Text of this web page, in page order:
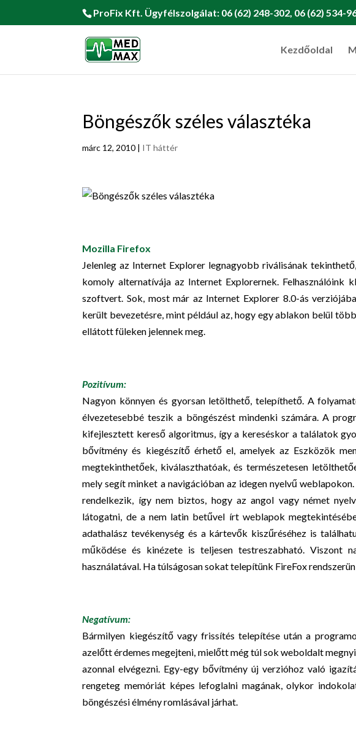
ProFix Kft. Ügyfélszolgálat: 06 (62) 248-302, 06 (62) 534-
Kezdőoldal
Böngészők széles választéka
márc 12, 2010 | IT háttér
Mozilla Firefox
Jelenleg az Internet Explorer legnagyobb riválisának
komoly alternatívája az Internet Explorernek. Felhasználóink
szoftvert. Sok, most már az Internet Explorer 8.0-ás
került bevezetésre, mint például az, hogy egy ablakon belül
ellátott füleken jelennek meg.
Pozitívum:
Nagyon könnyen és gyorsan letölthető, telepíthető. A
élvezetesebbé teszik a böngészést mindenki számára. A
kifejlesztett kereső algoritmus, így a kereséskor a találatok
bővítmény és kiegészítő érhető el, amelyek az Eszközök
megtekinthetőek, kiválaszthatóak, és természetesen
mely segít minket a navigációban az idegen nyelvű
rendelkezik, így nem biztos, hogy az angol vagy német
látogatni, de a nem latin betűvel írt weblapok
adathalász tevékenység és a kártevők kiszűréséhez is
működése és kinézete is teljesen testreszabható. Viszont
használatával. Ha túlságosan sokat telepítünk FireFox
Negatívum:
Bármilyen kiegészítő vagy frissítés telepítése után a
azelőtt érdemes megejteni, mielőtt még túl sok weboldalt
azonnal elvégezni. Egy-egy bővítmény új verzióhoz való
rengeteg memóriát képes lefoglalni magának, olykor
böngészési élmény romlásával járhat.